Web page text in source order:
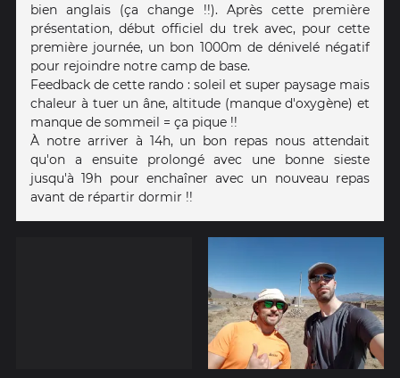
bien anglais (ça change !!). Après cette première
présentation, début officiel du trek avec, pour cette
première journée, un bon 1000m de dénivelé négatif
pour rejoindre notre camp de base.
Feedback de cette rando : soleil et super paysage mais
chaleur à tuer un âne, altitude (manque d'oxygène) et
manque de sommeil = ça pique !!
À notre arriver à 14h, un bon repas nous attendait
qu'on a ensuite prolongé avec une bonne sieste
jusqu'à 19h pour enchaîner avec un nouveau repas
avant de répartir dormir !!